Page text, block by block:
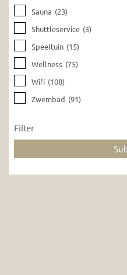
Sauna (23)
Shuttleservice (3)
Speeltuin (15)
Wellness (75)
Wifi (108)
Zwembad (91)
Filter